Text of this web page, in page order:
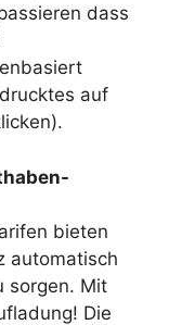
dass
auf
bieten
automatisch
sorgen. Mit
Die